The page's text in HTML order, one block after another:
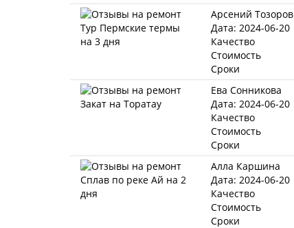
Арсений Тозоров
Дата: 2024-06-20
Качество
Стоимость
Сроки
Ева Сонникова
Дата: 2024-06-20
Качество
Стоимость
Сроки
Алла Каршина
Дата: 2024-06-20
Качество
Стоимость
Сроки